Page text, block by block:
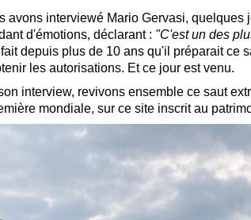
avons interviewé Mario Gervasi, quelques
d'émotions, déclarant : "C'est un des
depuis plus de 10 ans qu'il préparait ce
les autorisations. Et ce jour est venu.
interview, revivons ensemble ce saut
mondiale, sur ce site inscrit au